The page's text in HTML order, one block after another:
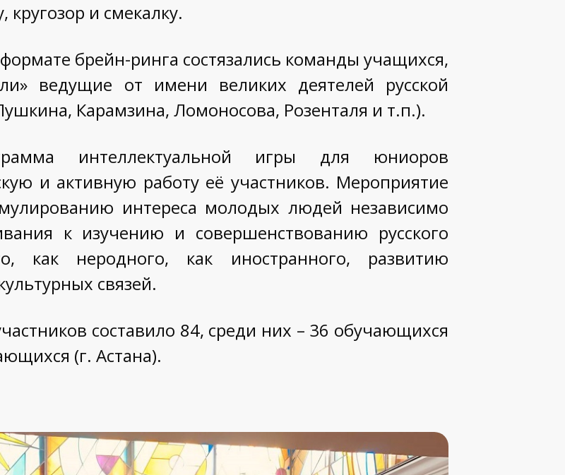
кругозор и смекалку.
брейн-ринга состязались команды учащихся,
ведущие от имени великих деятелей русской
Карамзина, Ломоносова, Розенталя и т.п.).
интеллектуальной игры для юниоров
и активную работу её участников. Мероприятие
интереса молодых людей независимо
к изучению и совершенствованию русского
как неродного, как иностранного, развитию
связей.
составило 84, среди них – 36 обучающихся
(г. Астана).